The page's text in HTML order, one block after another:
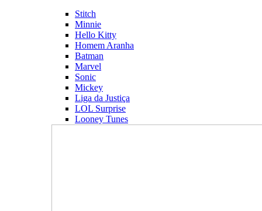
Stitch
Minnie
Hello Kitty
Homem Aranha
Batman
Marvel
Sonic
Mickey
Liga da Justiça
LOL Surprise
Looney Tunes